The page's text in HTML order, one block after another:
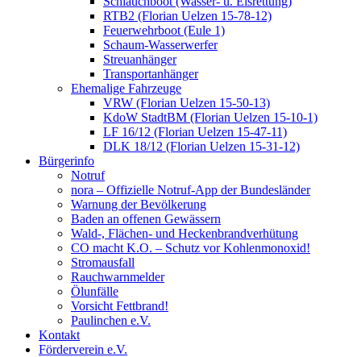
RTB2 (Florian Uelzen 15-78-12)
Feuerwehrboot (Eule 1)
Schaum-Wasserwerfer
Streuanhänger
Transportanhänger
Ehemalige Fahrzeuge
VRW (Florian Uelzen 15-50-13)
KdoW StadtBM (Florian Uelzen 15-10-1)
LF 16/12 (Florian Uelzen 15-47-11)
DLK 18/12 (Florian Uelzen 15-31-12)
Bürgerinfo
Notruf
nora – Offizielle Notruf-App der Bundesländer
Warnung der Bevölkerung
Baden an offenen Gewässern
Wald-, Flächen- und Heckenbrandverhütung
CO macht K.O. – Schutz vor Kohlenmonoxid!
Stromausfall
Rauchwarnmelder
Ölunfälle
Vorsicht Fettbrand!
Paulinchen e.V.
Kontakt
Förderverein e.V.